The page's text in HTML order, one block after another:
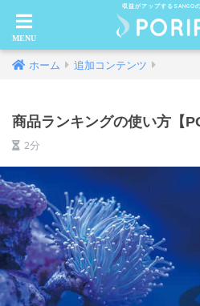
収益がアップするSANGO
ホーム 追加コンテンツ
商品ランキングの使い方【
2分